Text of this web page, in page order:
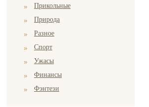
Прикольные
Природа
Разное
Спорт
Ужасы
Финансы
Фэнтези